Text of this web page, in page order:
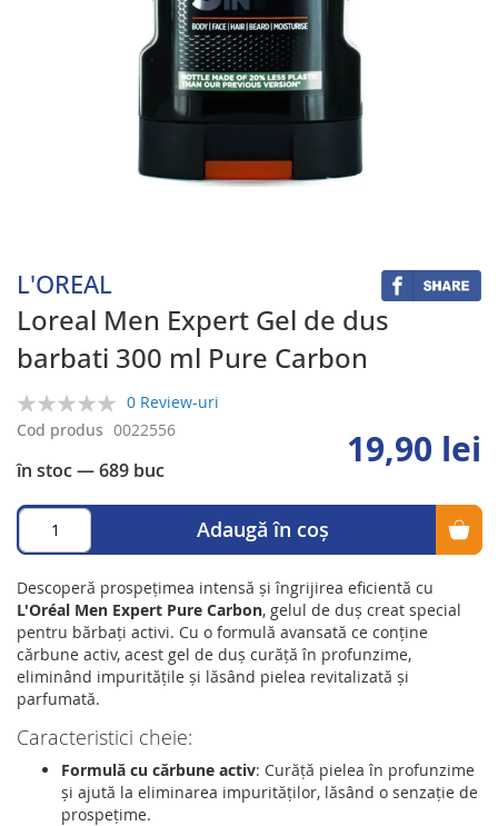
L'OREAL
Loreal Men Expert Gel de dus
barbati 300 ml Pure Carbon
0%
0 Review-uri
în stoc— 689 buc
Cod produs 0022556 19,90 lei
Adaugă în coș
Descoperă prospețimea intensă și îngrijirea eficientă cu
L'Oréal Men Expert Pure Carbon, gelul de duș creat special
pentru bărbați activi. Cu o formulă avansată ce conține
cărbune activ, acest gel de duș curăță în profunzime,
eliminând impuritățile și lăsând pielea revitalizată și
parfumată.
Caracteristici cheie:
Formulă cu cărbune activ: Curăță pielea în profunzime
și ajută la eliminarea impurităților, lăsând o senzație de
prospețime.
the
images
gallery